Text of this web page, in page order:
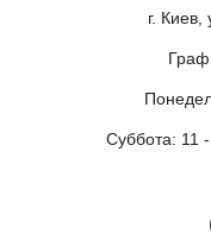
г.
Суббота: 11